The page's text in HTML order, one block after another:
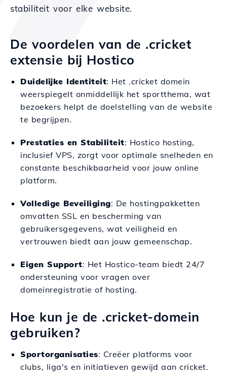
stabiliteit voor elke website.
De voordelen van de .cricket
extensie bij Hostico
Duidelijke Identiteit: Het .cricket domein
weerspiegelt onmiddellijk het sportthema, wat
bezoekers helpt de doelstelling van de website
te begrijpen.
Prestaties en Stabiliteit: Hostico hosting,
inclusief VPS, zorgt voor optimale snelheden en
constante beschikbaarheid voor jouw online
platform.
Volledige Beveiliging: De hostingpakketten
omvatten SSL en bescherming van
gebruikersgegevens, wat veiligheid en
vertrouwen biedt aan jouw gemeenschap.
Eigen Support: Het Hostico-team biedt 24/7
ondersteuning voor vragen over
domeinregistratie of hosting.
Hoe kun je de .cricket-domein
gebruiken?
Sportorganisaties: Creëer platforms voor
clubs, liga's en initiatieven gewijd aan cricket.